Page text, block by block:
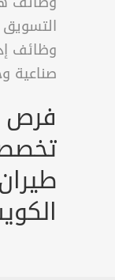
التسويق
وظائف
صناعية
فرص